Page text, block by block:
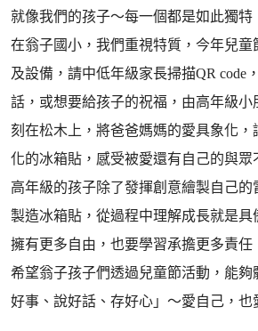
就像我們的孩子～每一個都是如此獨特
在翁子國小，我們重視特質，今年兒童
及設備，請中低年級家長掃描QR code
話，或想要給孩子的祝福，由高年級小
刻在松木上，將爸爸媽媽的愛具象化，
化的冰箱貼，感受被愛還有自己的與眾
高年級的孩子除了發揮創意繪製自己的
製造冰箱貼，從過程中理解成長就是具
擁有更多自由，也要學習承擔更多責任
希望翁子孩子們透過兒童節活動，能夠
好事、說好話、存好心」～愛自己，也